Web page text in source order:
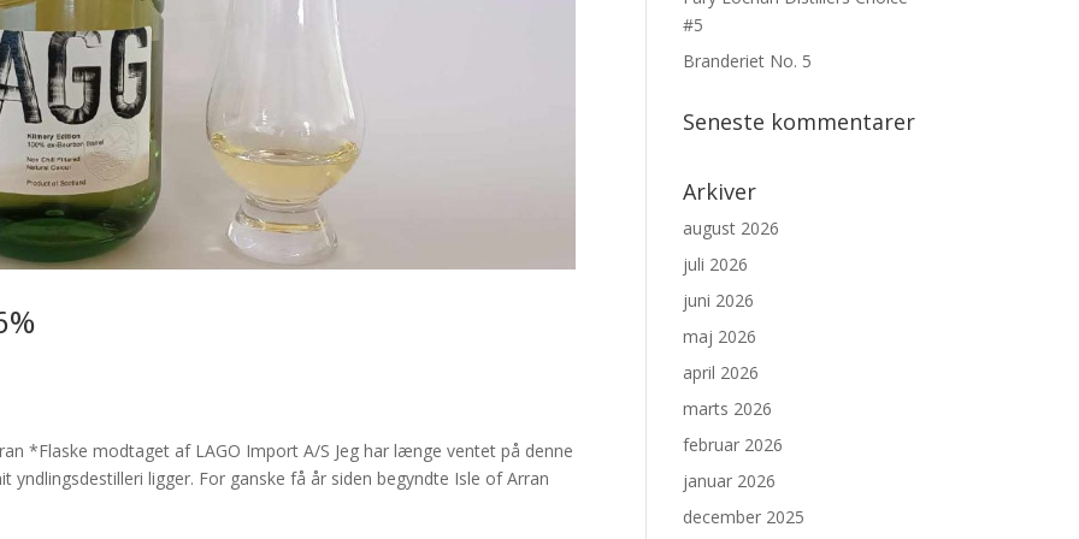
*Flaske modtaget af LAGO Import A/S Jeg har længe ventet på denne
ligger. For ganske få år siden begyndte Isle of Arran
#5
Branderiet No. 5
Seneste kommentarer
Arkiver
august 2026
juli 2026
juni 2026
maj 2026
april 2026
marts 2026
februar 2026
januar 2026
december 2025